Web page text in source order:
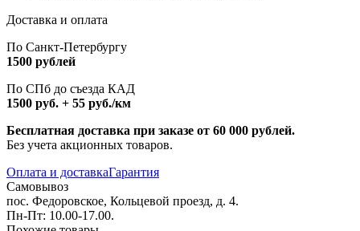
Доставка и оплата
По Санкт-Петербургу
1500 рублей
По СПб до съезда КАД
1500 руб. + 55 руб./км
Бесплатная доставка при заказе от 60 000 рублей.
Без учета акционных товаров.
Оплата и доставкаГарантия
Самовывоз
пос. Федоровское, Кольцевой проезд, д. 4.
Пн-Пт: 10.00-17.00.